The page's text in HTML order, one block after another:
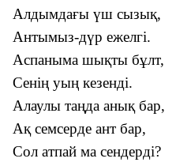
Алдымдағы үш сызық,
Антымыз-дүр ежелгі.
Аспаныма шықты бұлт,
Сенің уың кезенді.
Алаулы таңда анық бар,
Ақ семсерде ант бар,
Сол атпай ма сендерді?